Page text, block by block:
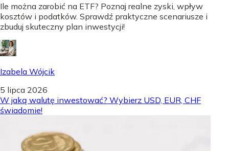
Ile można zarobić na ETF? Poznaj realne zyski, wpływ
kosztów i podatków. Sprawdź praktyczne scenariusze i
zbuduj skuteczny plan inwestycji!
Izabela Wójcik
5 lipca 2026
W jaką walutę inwestować? Wybierz USD, EUR, CHF
świadomie!